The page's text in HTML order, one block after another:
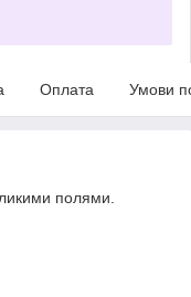
Оплата Умови
полями.